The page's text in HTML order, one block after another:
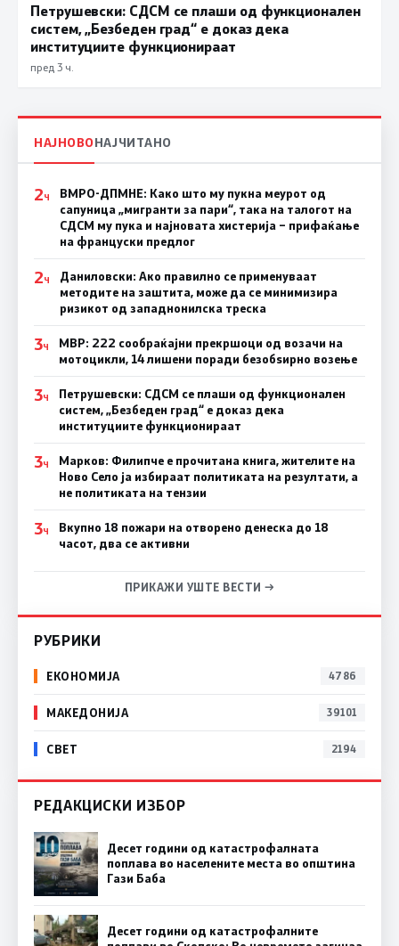
Петрушевски: СДСМ се плаши од функционален
систем, „Безбеден град“ е доказ дека
институциите функционираат
пред 3 ч.
НАЈНОВОНАЈЧИТАНО
2Ч
ВМРО-ДПМНЕ: Како што му пукна меурот од
сапуница „мигранти за пари“, така на талогот на
СДСМ му пука и најновата хистерија – прифаќање
на француски предлог
2Ч
Даниловски: Ако правилно се применуваат
методите на заштита, може да се минимизира
ризикот од западнонилска треска
3Ч
МВР: 222 сообраќајни прекршоци од возачи на
мотоцикли, 14 лишени поради безобѕирно возење
3Ч
Петрушевски: СДСМ се плаши од функционален
систем, „Безбеден град“ е доказ дека
институциите функционираат
3Ч
Марков: Филипче е прочитана книга, жителите на
Ново Село ја избираат политиката на резултати, а
не политиката на тензии
3Ч
Вкупно 18 пожари на отворено денеска до 18
часот, два се активни
ПРИКАЖИ УШТЕ ВЕСТИ →
РУБРИКИ
ЕКОНОМИЈА 4786
МАКЕДОНИЈА 39101
СВЕТ 2194
РЕДАКЦИСКИ ИЗБОР
Десет години од катастрофалната
поплава во населените места во општина
Гази Баба
Десет години од катастрофалните